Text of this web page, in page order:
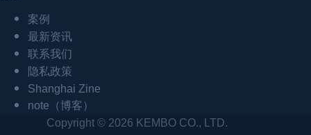
案例
最新资讯
联系我们
隐私政策
Shanghai Zine
note（博客）
Copyright © 2026 KEMBO CO., LTD.